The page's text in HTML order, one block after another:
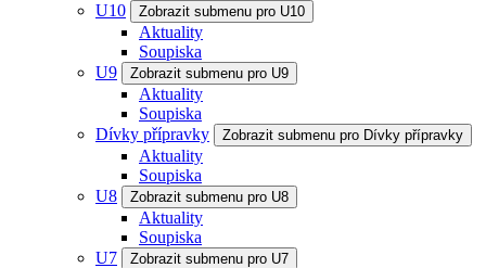
U10
Zobrazit submenu pro U10
Aktuality
Soupiska
U9
Zobrazit submenu pro U9
Aktuality
Soupiska
Dívky přípravky
Zobrazit submenu pro Dívky přípravky
Aktuality
Soupiska
U8
Zobrazit submenu pro U8
Aktuality
Soupiska
U7
Zobrazit submenu pro U7